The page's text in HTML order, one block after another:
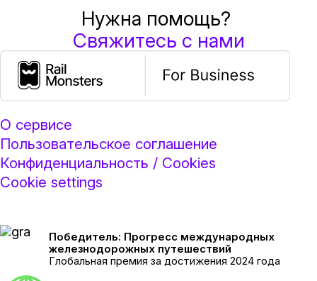
Нужна помощь?
Свяжитесь с нами
О сервисе
Пользовательское соглашение
Конфиденциальность / Cookies
Cookie settings
Победитель: Прогресс международных
железнодорожных путешествий
Глобальная премия за достижения 2024 года